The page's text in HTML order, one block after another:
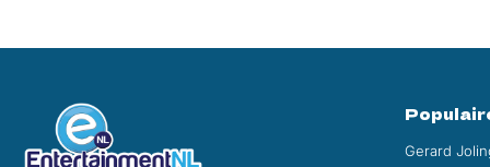
Gerard